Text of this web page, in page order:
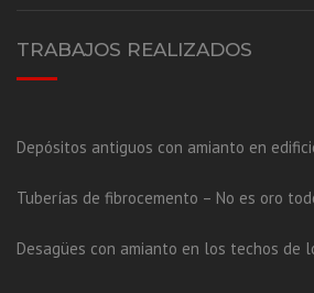
TRABAJOS REALIZADOS
Depósitos antiguos con amianto en
Tuberías de fibrocemento – No es oro
Desagües con amianto en los techos de